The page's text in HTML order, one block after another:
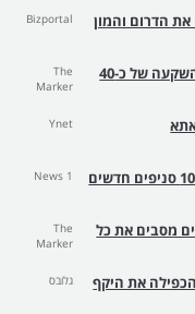
את הדרום והמון
Bizportal
"קניון האוליגרכים" באילת נפתח בהשקעה של כ-40
The
Marker
Ynet
News 1
מסבים את כל
The
Marker
את היקף
גלובס